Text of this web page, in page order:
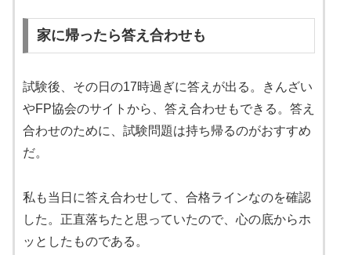
家に帰ったら答え合わせも
試験後、その日の17時過ぎに答えが出る。きんざい
やFP協会のサイトから、答え合わせもできる。答え
合わせのために、試験問題は持ち帰るのがおすすめ
だ。
私も当日に答え合わせして、合格ラインなのを確認
した。正直落ちたと思っていたので、心の底からホ
ッとしたものである。